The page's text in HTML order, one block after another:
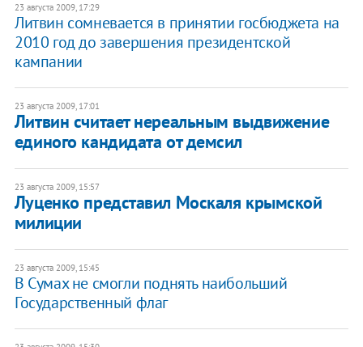
23 августа 2009, 17:29
Литвин сомневается в принятии госбюджета на
2010 год до завершения президентской
кампании
23 августа 2009, 17:01
Литвин считает нереальным выдвижение
единого кандидата от демсил
23 августа 2009, 15:57
Луценко представил Москаля крымской
милиции
23 августа 2009, 15:45
В Сумах не смогли поднять наибольший
Государственный флаг